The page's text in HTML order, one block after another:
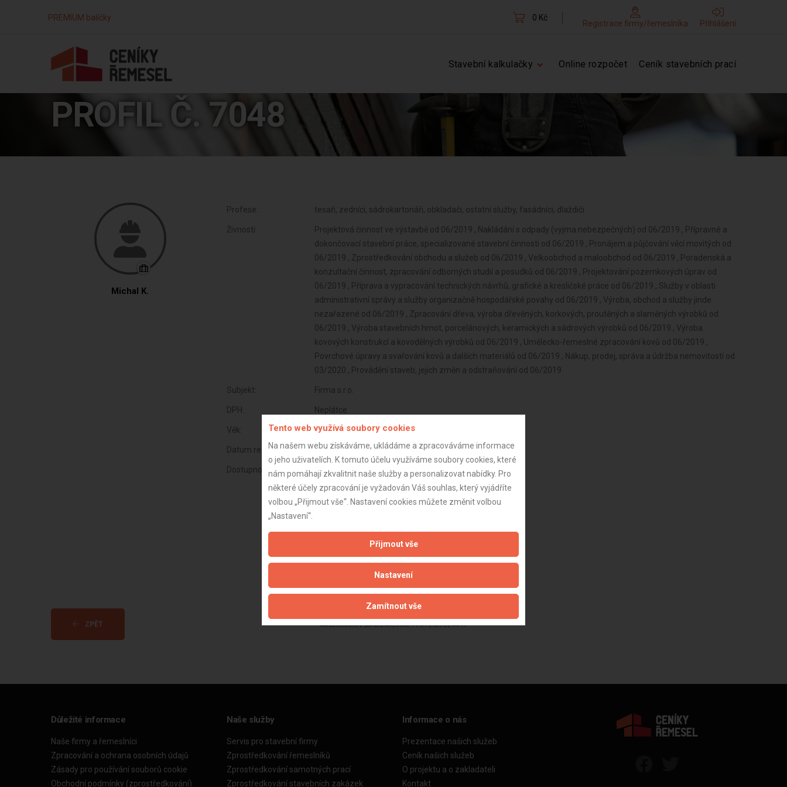
PREMIUM balíčky 0 Kč
Registrace firmy/řemeslníka Přihlášení
Stavební kalkulačky Online rozpočet Ceník stavebních prací
PROFIL Č. 7048
Michal K.
Profese: tesaři, zedníci, sádrokartonáři, obkladači, ostatní služby, fasádníci, dlaždiči
Živnosti:
Projektová činnost ve výstavbě od 06/2019 , Nakládání s odpady (vyjma nebezpečných) od 06/2019 , Přípravné a
dokončovací stavební práce, specializované stavební činnosti od 06/2019 , Pronájem a půjčování věcí movitých od
06/2019 , Zprostředkování obchodu a služeb od 06/2019 , Velkoobchod a maloobchod od 06/2019 , Poradenská a
konzultační činnost, zpracování odborných studií a posudků od 06/2019 , Projektování pozemkových úprav od
06/2019 , Příprava a vypracování technických návrhů, grafické a kresličské práce od 06/2019 , Služby v oblasti
administrativní správy a služby organizačně hospodářské povahy od 06/2019 , Výroba, obchod a služby jinde
nezařazené od 06/2019 , Zpracování dřeva, výroba dřevěných, korkových, proutěných a slaměných výrobků od
06/2019 , Výroba stavebních hmot, porcelánových, keramických a sádrových výrobků od 06/2019 , Výroba
kovových konstrukcí a kovodělných výrobků od 06/2019 , Umělecko-řemeslné zpracování kovů od 06/2019 ,
Povrchové úpravy a svařování kovů a dalších materiálů od 06/2019 , Nákup, prodej, správa a údržba nemovitostí od
03/2020 , Provádění staveb, jejich změn a odstraňování od 06/2019
Subjekt: Firma s.r.o.
DPH: Neplátce
Věk: 36 let
Datum registrace: 17.9.2024
Dostupnost:
ZPĚT Aktualizováno z portálu ARES dne 11.01.2025 22:44:17
Důležité informace
Naše firmy a řemeslníci
Zpracování a ochrana osobních údajů
Zásady pro používání souborů cookie
Obchodní podmínky (zprostředkování)
Naše služby
Servis pro stavební firmy
Zprostředkování řemeslníků
Zprostředkování samotných prací
Zprostředkování stavebních zakázek
Informace o nás
Prezentace našich služeb
Ceník našich služeb
O projektu a o zakladateli
Kontakt
Tento web využívá soubory cookies
Na našem webu získáváme, ukládáme a zpracováváme informace
o jeho uživatelích. K tomuto účelu využíváme soubory cookies, které
nám pomáhají zkvalitnit naše služby a personalizovat nabídky. Pro
některé účely zpracování je vyžadován Váš souhlas, který vyjádříte
volbou „Přijmout vše“. Nastavení cookies můžete změnit volbou
„Nastavení“.
Přijmout vše
Nastavení
Zamítnout vše